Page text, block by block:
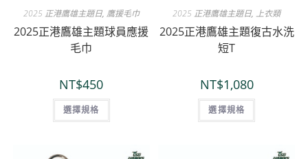
2025 正港鷹雄主題日, 鷹援毛巾
2025正港鷹雄主題球員應援
毛巾
NT$450
選擇規格
2025 正港鷹雄主題日, 上衣類
2025正港鷹雄主題復古水洗
短T
NT$1,080
選擇規格